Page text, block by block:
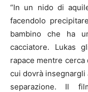
“In un nido di
facendolo
bambino che ha
cacciatore. Lukas
rapace mentre
cui dovrà
separazione. Il